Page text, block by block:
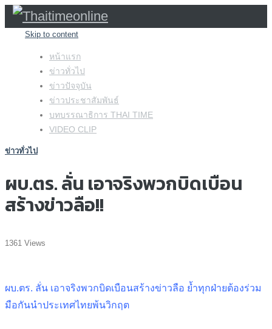
Skip to content
หน้าแรก
ข่าวทั่วไป
ข่าวปัจจุบัน
ข่าวประชาสัมพันธ์
บทบรรณาธิการ THAI TIME
VIDEO CLIP
ข่าวทั่วไป
ผบ.ตร. ลั่น เอาจริงพวกบิดเบือน
สร้างข่าวลือ!!
1361 Views
ผบ.ตร. ลั่น เอาจริงพวกบิดเบือนสร้างข่าวลือ ย้ำทุกฝ่ายต้องร่วม
มือกันนำประเทศไทยพ้นวิกฤต